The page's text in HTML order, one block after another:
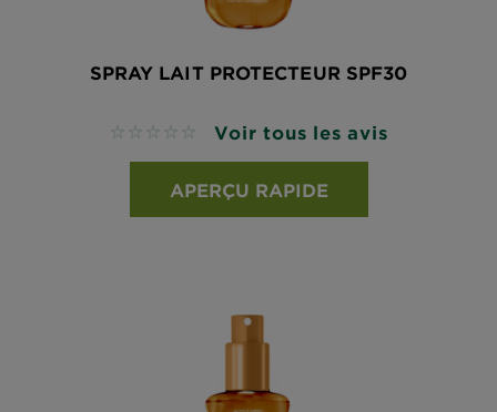
SPRAY LAIT PROTECTEUR SPF30
No reviews Voir tous les avis
APERÇU RAPIDE